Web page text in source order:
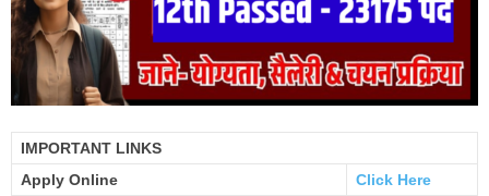
IMPORTANT LINKS
Apply Online
Click Here